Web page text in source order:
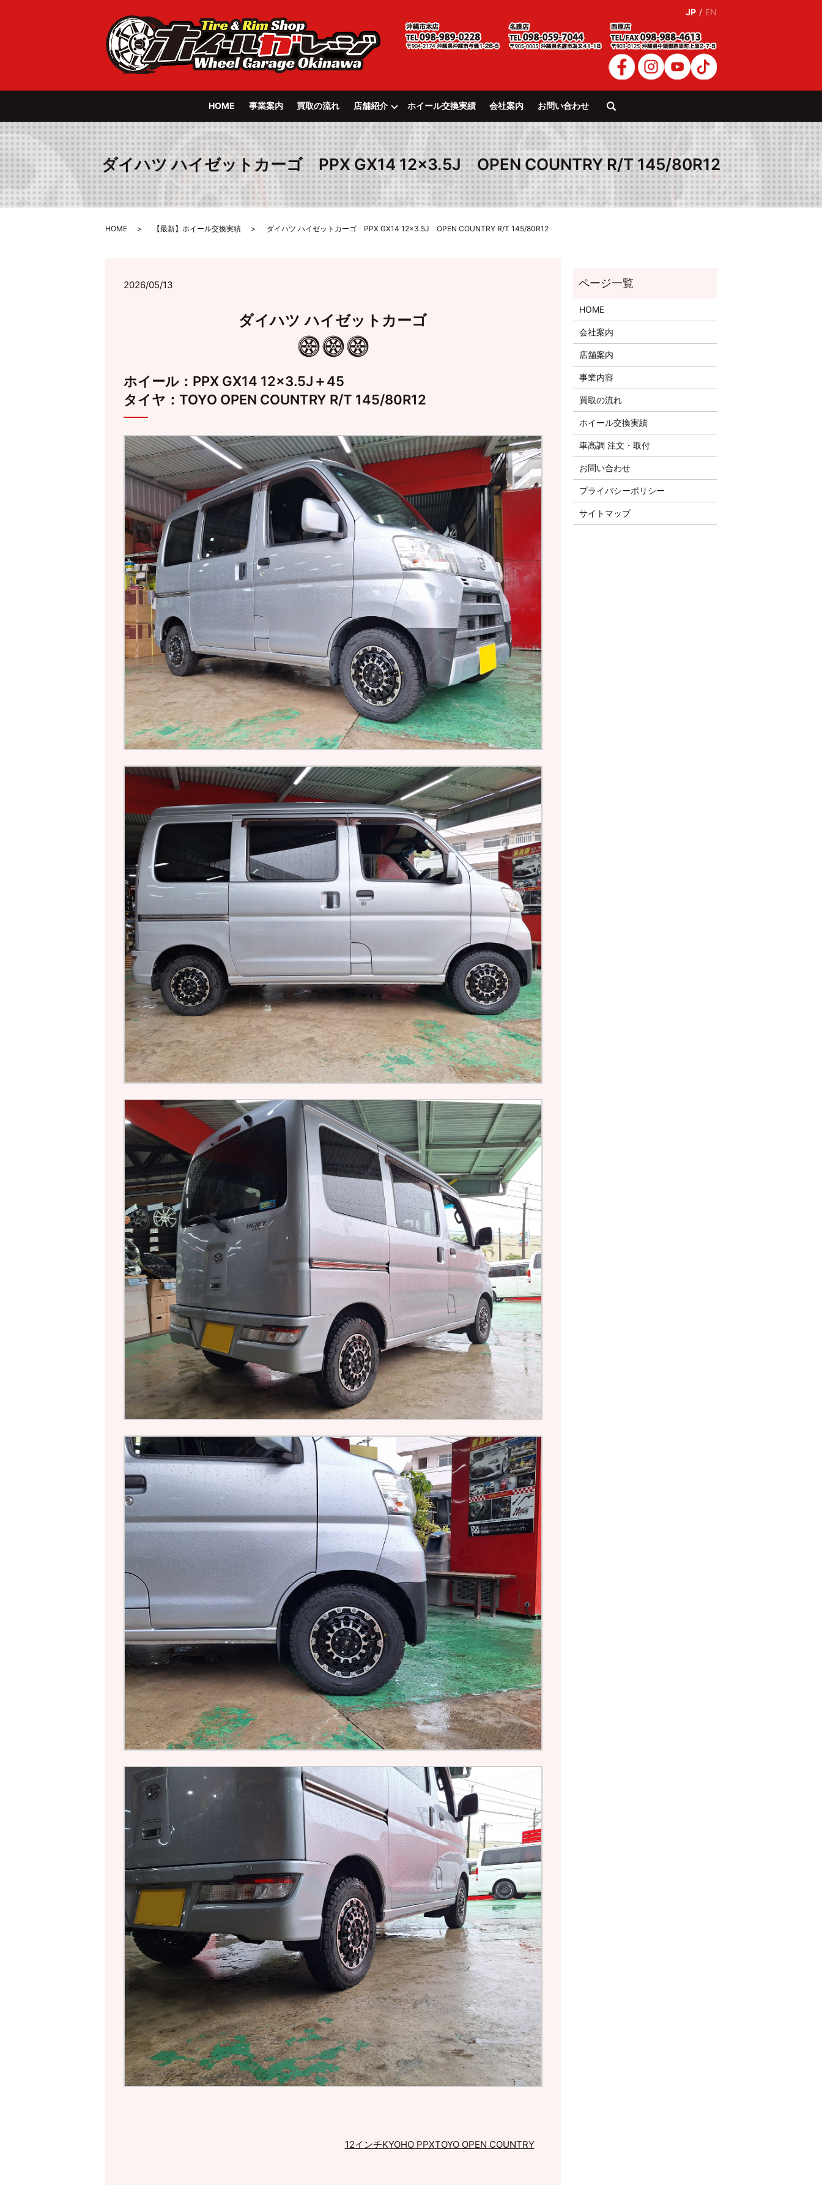
JP / EN
HOME 事業案内 買取の流れ 店舗紹介 ホイール交換実績 会社案内 お問い合わせ
search
ダイハツ ハイゼットカーゴ PPX GX14 12×3.5J OPEN COUNTRY R/T 145/80R12
HOME 【最新】ホイール交換実績 ダイハツ ハイゼットカーゴ PPX GX14 12×3.5J OPEN COUNTRY R/T 145/80R12
2026/05/13
ダイハツ ハイゼットカーゴ
ホイール：PPX GX14 12×3.5J＋45
タイヤ：TOYO OPEN COUNTRY R/T 145/80R12
12インチKYOHO PPXTOYO OPEN COUNTRY
HOME
会社案内
店舗案内
事業内容
買取の流れ
ホイール交換実績
車高調 注文・取付
お問い合わせ
プライバシーポリシー
サイトマップ